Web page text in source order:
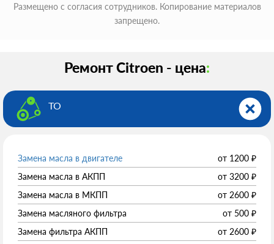
Размещено с согласия сотрудников. Копирование материалов
запрещено.
Ремонт Citroen - цена:
ТО
Замена масла в двигателе от 1200 ₽
Замена масла в АКПП
от 3200 ₽
Замена масла в МКПП
от 2600 ₽
Замена масляного фильтра
от 500 ₽
Замена фильтра АКПП
от 2600 ₽